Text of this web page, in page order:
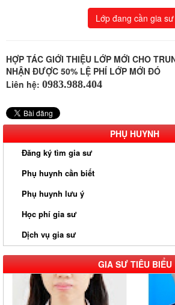
Lớp đang cần gia sư
HỢP TÁC GIỚI THIỆU LỚP MỚI CHO
NHẬN ĐƯỢC 50% LỆ PHÍ LỚP MỚI ĐÓ
Liên hệ: 0983.988.404
PHỤ HUYNH
Dịch vụ gia sư
GIA SƯ TIÊU BIỂU